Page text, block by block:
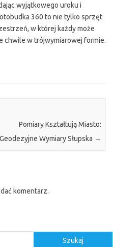
wyjątkowego uroku i
360 to nie tylko sprzęt
w której każdy może
chwile w trójwymiarowej formie.
Pomiary Kształtują Miasto:
Geodezyjne Wymiary Słupska →
komentarz.
Szukaj